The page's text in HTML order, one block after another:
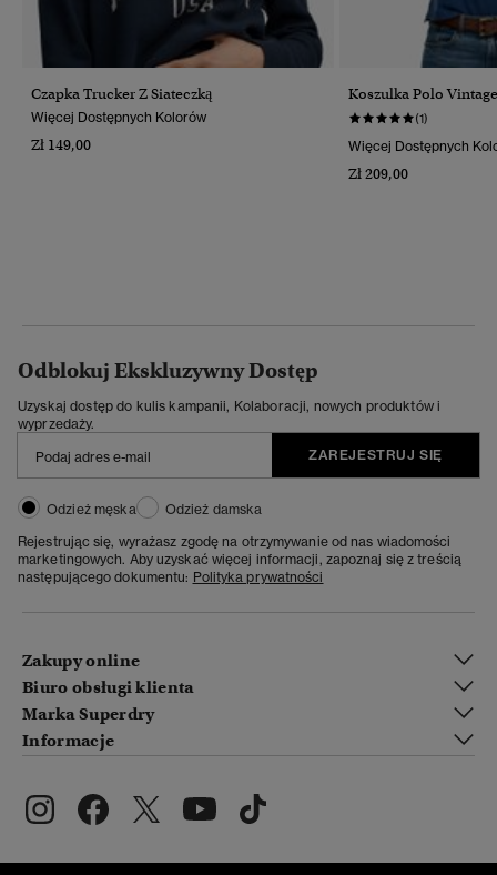
Czapka Trucker Z Siateczką
Więcej Dostępnych Kolorów
Zł 149,00
Koszulka Polo
(1)
Więcej Dostępnych
Zł 209,00
Odblokuj Ekskluzywny Dostęp
Uzyskaj dostęp do kulis kampanii, Kolaboracji, nowych produktów i
wyprzedaży.
ZAREJESTRUJ SIĘ
Odzież męska
Odzież damska
Rejestrując się, wyrażasz zgodę na otrzymywanie od nas wiadomości
marketingowych. Aby uzyskać więcej informacji, zapoznaj się z treścią
następującego dokumentu: Polityka prywatności
Zakupy online
Biuro obsługi klienta
Marka Superdry
Informacje